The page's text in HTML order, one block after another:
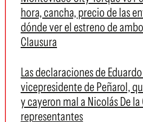
hora, cancha, precio de las
dónde ver el estreno de
Clausura
Las declaraciones de
vicepresidente de Peñarol,
y cayeron mal a Nicolás De la
representantes